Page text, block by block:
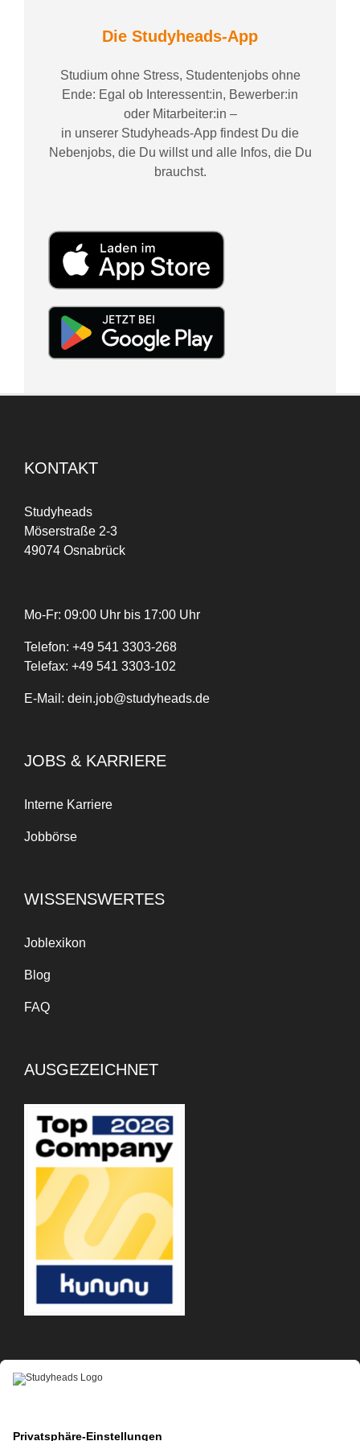
Die Studyheads-App
Studium ohne Stress, Studentenjobs ohne
Ende: Egal ob Interessent:in, Bewerber:in
oder Mitarbeiter:in –
in unserer Studyheads-App findest Du die
Nebenjobs, die Du willst und alle Infos, die Du
brauchst.
KONTAKT
Studyheads
Möserstraße 2-3
49074 Osnabrück
Mo-Fr: 09:00 Uhr bis 17:00 Uhr
Telefon: +49 541 3303-268
Telefax: +49 541 3303-102
E-Mail: dein.job@studyheads.de
JOBS & KARRIERE
Interne Karriere
Jobbörse
WISSENSWERTES
Joblexikon
Blog
FAQ
AUSGEZEICHNET